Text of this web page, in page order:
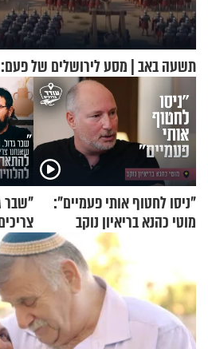
תשעה באב | מסע לירושלים של פעם:
"ניסו לחטוף אותי פעמיים":
מוטי כהנא בריאיון נוקב
"שבר
וגד